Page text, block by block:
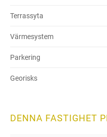
Terrassyta
Värmesystem
Parkering
Georisks
DENNA FASTIGHET